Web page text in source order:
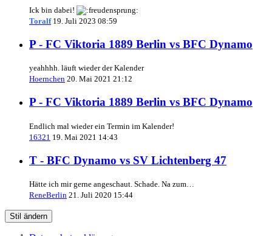
Ick bin dabei!
Toralf 19. Juli 2023 08:59
P - FC Viktoria 1889 Berlin vs BFC Dynamo
yeahhhh. läuft wieder der Kalender
Hoernchen 20. Mai 2021 21:12
P - FC Viktoria 1889 Berlin vs BFC Dynamo
Endlich mal wieder ein Termin im Kalender!
16321 19. Mai 2021 14:43
T - BFC Dynamo vs SV Lichtenberg 47
Hätte ich mir gerne angeschaut. Schade. Na zum…
ReneBerlin 21. Juli 2020 15:44
Stil ändern